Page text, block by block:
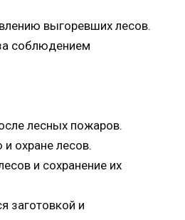
выгоревших лесов.
соблюдением
лесных пожаров.
охране лесов.
и сохранение их
заготовкой и